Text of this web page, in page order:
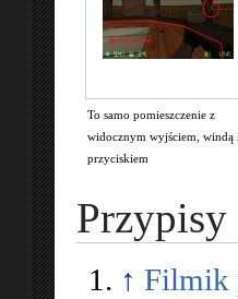
To samo pomieszczenie z
widocznym wyjściem, windą i
przyciskiem
Przypisy
↑ Filmik